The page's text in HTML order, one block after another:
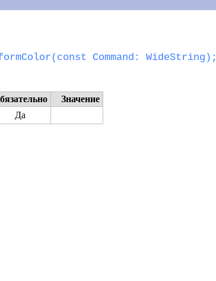
Command: WideString);
Значение
Да